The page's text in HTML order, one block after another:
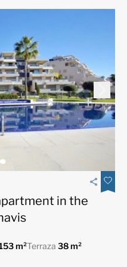
in the
m²Terraza 38 m²